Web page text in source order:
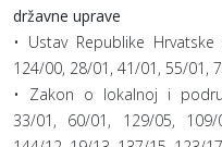
državne uprave
• Ustav Republike
124/00, 28/01, 41/01, 55/01,
• Zakon o lokalnoj i
33/01, 60/01, 129/05,